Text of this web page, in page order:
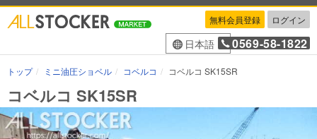
無料会員登録 ログイン
日本語 0569-58-1822
トップ ミニ油圧ショベル コベルコ コベルコ SK15SR
コベルコ SK15SR